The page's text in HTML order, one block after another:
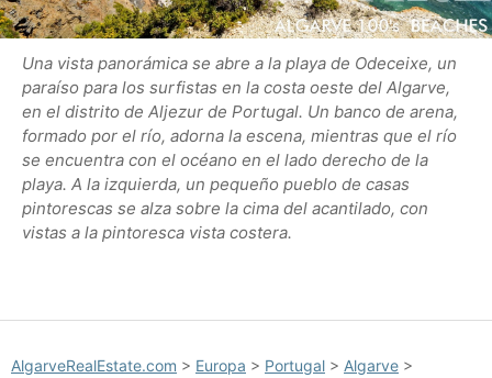
Una vista panorámica se abre a la playa de Odeceixe, un
paraíso para los surfistas en la costa oeste del Algarve,
en el distrito de Aljezur de Portugal. Un banco de arena,
formado por el río, adorna la escena, mientras que el río
se encuentra con el océano en el lado derecho de la
playa. A la izquierda, un pequeño pueblo de casas
pintorescas se alza sobre la cima del acantilado, con
vistas a la pintoresca vista costera.
AlgarveRealEstate.com > Europa > Portugal > Algarve >